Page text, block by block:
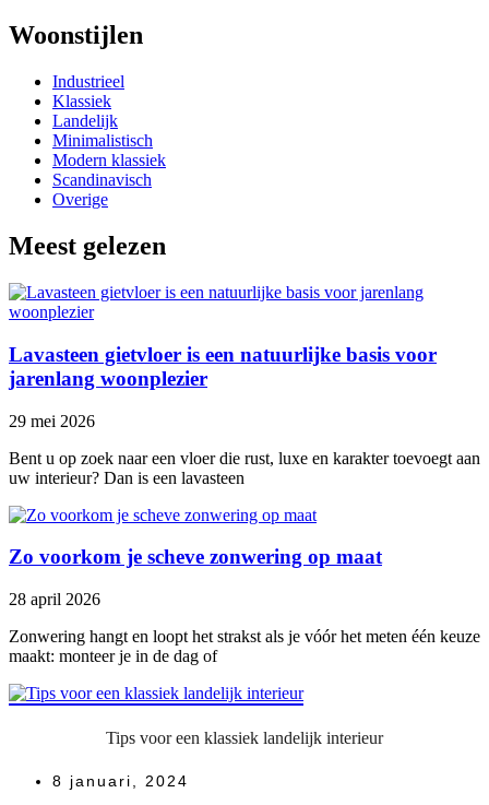
Woonstijlen
Industrieel
Klassiek
Landelijk
Minimalistisch
Modern klassiek
Scandinavisch
Overige
Meest gelezen
Lavasteen gietvloer is een natuurlijke basis voor
jarenlang woonplezier
29 mei 2026
Bent u op zoek naar een vloer die rust, luxe en karakter toevoegt aan
uw interieur? Dan is een lavasteen
Zo voorkom je scheve zonwering op maat
28 april 2026
Zonwering hangt en loopt het strakst als je vóór het meten één keuze
maakt: monteer je in de dag of
Tips voor een klassiek landelijk interieur
8 januari, 2024